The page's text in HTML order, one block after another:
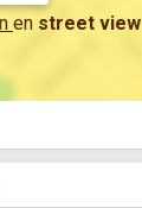
en street view